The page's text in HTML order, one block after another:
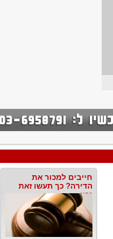
חייבים למכור את
הדירה? כך תעשו זאת
נכון